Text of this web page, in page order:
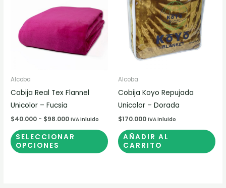
Alcoba
Cobija Real Tex Flannel
Unicolor – Fucsia
$40.000 - $98.000
$40.000
$98.000
IVA inluido
SELECCIONAR
OPCIONES
múltiples
variantes.
opciones
pueden
elegir
página
de
producto
Alcoba
Cobija Koyo Repujada
Unicolor – Dorada
$170.000 IVA inluido
AÑADIR AL
CARRITO